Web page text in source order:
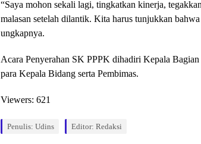
“Saya mohon sekali lagi, tingkatkan kinerja,
malasan setelah dilantik. Kita harus tunjukkan
ungkapnya.
Acara Penyerahan SK PPPK dihadiri Kepala
para Kepala Bidang serta Pembimas.
Viewers: 621
Penulis: Udins Editor: Redaksi